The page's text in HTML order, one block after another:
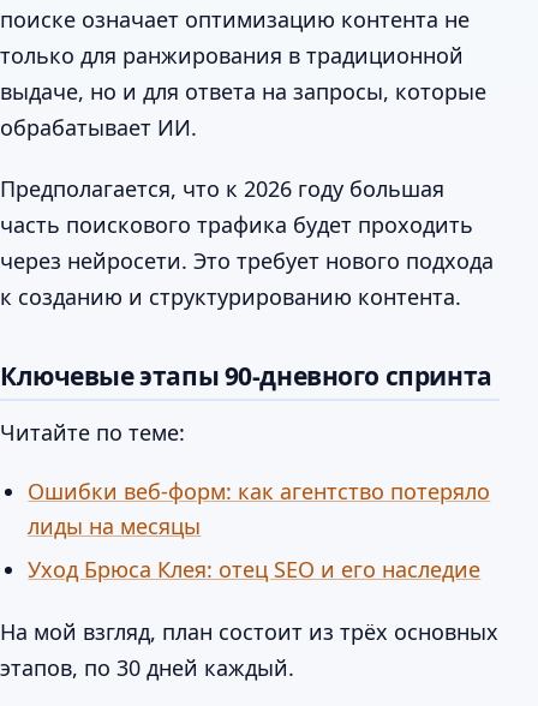
поиске означает оптимизацию контента не
только для ранжирования в традиционной
выдаче, но и для ответа на запросы, которые
обрабатывает ИИ.
Предполагается, что к 2026 году большая
часть поискового трафика будет проходить
через нейросети. Это требует нового подхода
к созданию и структурированию контента.
Ключевые этапы 90-дневного спринта
Читайте по теме:
Ошибки веб-форм: как агентство потеряло
лиды на месяцы
Уход Брюса Клея: отец SEO и его наследие
На мой взгляд, план состоит из трёх основных
этапов, по 30 дней каждый.